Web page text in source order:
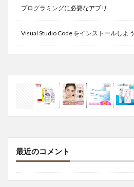
プログラミングに必要なアプリ
Visual Studio Code をインストールしよう
最近のコメント